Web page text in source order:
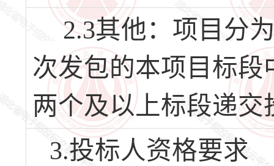
2.3其他：项目分
次发包的本项目标
两个及以上标段递
3.投标人资格要求